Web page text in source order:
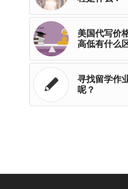
美国代写价
高低有什么
寻找留学作
呢？